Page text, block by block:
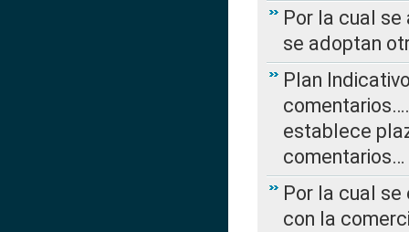
Por la cual
se adoptan
Plan
establece
comentarios…
Por la cual
con la